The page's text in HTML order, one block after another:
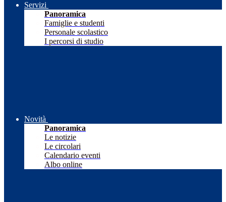
Servizi
Panoramica
Famiglie e studenti
Personale scolastico
I percorsi di studio
Novità
Panoramica
Le notizie
Le circolari
Calendario eventi
Albo online